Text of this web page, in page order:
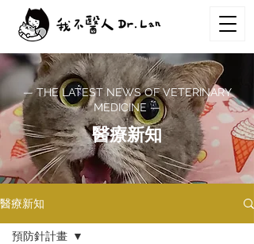
— THE LATEST NEWS OF VETERINARY
MEDICINE —
醫療新知
醫療新知
預防針計畫